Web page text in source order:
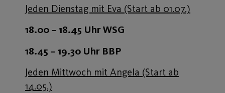
Jeden Dienstag mit Eva (Start ab 01.07.)
18.00 – 18.45 Uhr WSG
18.45 – 19.30 Uhr BBP
Jeden Mittwoch mit Angela (Start ab
14.05.)